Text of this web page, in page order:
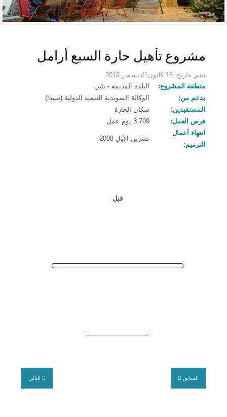
مشروع تأهيل حارة السبع أرامل
نشر بتاريخ: 18 كانون1/ديسمبر 2019
منطقة المشروع:
البلدة القديمة - بتير
بدعم من:
الوكالة السويدية للتنمية الدولية (سيدا)
المستفيدين:
سكان الحارة
فرص العمل:
3.709 يوم عمل
انتهاء أعمال
الترميم:
تشرين الأول 2008
قبل
السابق التالي